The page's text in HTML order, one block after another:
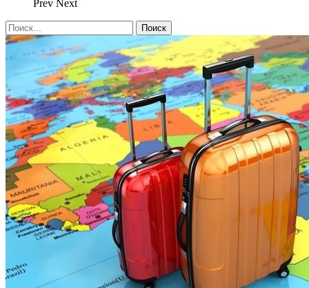
Prev Next